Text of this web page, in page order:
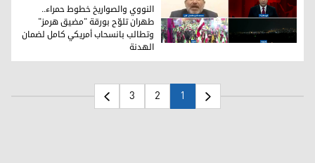
النووي والصواريخ خطوط حمراء.. طهران تلوّح بورقة "مضيق
النووي والصواريخ خطوط حمراء..
طهران تلوّح بورقة "مضيق هرمز"
وتطالب بانسحاب أمريكي كامل لضمان
الهدنة
1
2
3